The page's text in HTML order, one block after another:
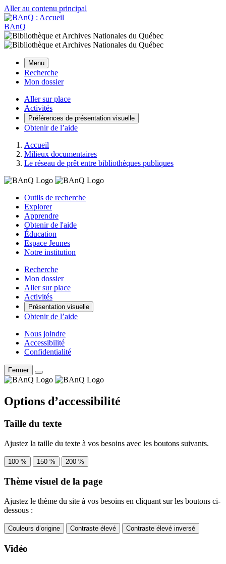
Aller au contenu principal
BAnQ
Menu
Recherche
Mon dossier
Aller sur place
Activités
Préférences de présentation visuelle
Obtenir de l’aide
Accueil
Milieux documentaires
Le réseau de prêt entre bibliothèques publiques
Outils de recherche
Explorer
Apprendre
Obtenir de l'aide
Éducation
Espace Jeunes
Notre institution
Recherche
Mon dossier
Aller sur place
Activités
Présentation visuelle
Obtenir de l’aide
Nous joindre
Accessibilité
Confidentialité
Fermer
Options d’accessibilité
Taille du texte
Ajustez la taille du texte à vos besoins avec les boutons suivants.
100 % 150 % 200 %
Thème visuel de la page
Ajustez le thème du site à vos besoins en cliquant sur les boutons ci-
dessous :
Couleurs d’origine Contraste élevé Contraste élevé inversé
Vidéo